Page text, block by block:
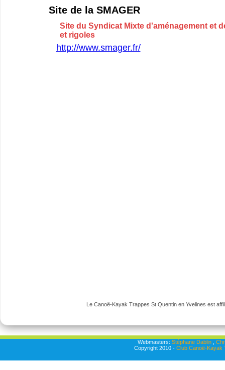
Site de la SMAGER
Site du Syndicat Mixte d'aménagement et
et rigoles
http://www.smager.fr/
Le Canoë-Kayak Trappes St Quentin en Yvelines est
Webmasters: Stéphane Dablin,
Copyright 2010 - Club Canoë-Kayak